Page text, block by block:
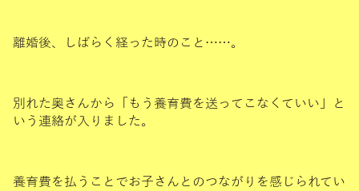
離婚後、しばらく経った時のこと……。
別れた奥さんから「もう養育費を送ってこなくていい」と
いう連絡が入りました。
養育費を払うことでお子さんとのつながりを感じられてい